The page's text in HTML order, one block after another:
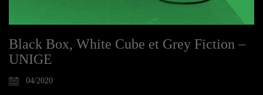
Black Box, White Cube et Grey Fiction –
UNIGE
04/2020